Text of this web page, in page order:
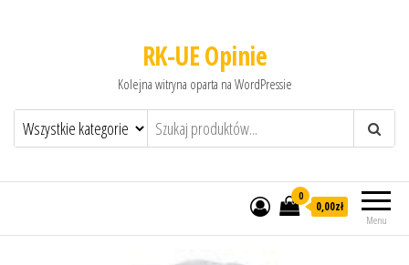
RK-UE Opinie
Kolejna witryna oparta na WordPressie
Menu
0
0,00zł